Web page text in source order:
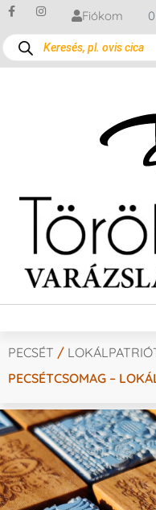
Fiókom 0
PECSÉT /
PECSÉTCSOMAG –